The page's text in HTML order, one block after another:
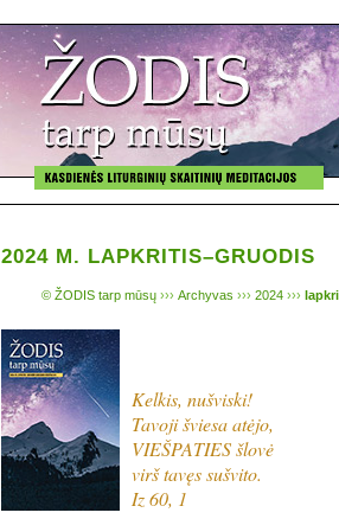
2024 M. LAPKRITIS–GRUODIS
© ŽODIS tarp mūsų ››› Archyvas ››› 2024 ›››
Kelkis, nušviski!
Tavoji šviesa atėjo,
VIEŠPATIES šlovė
virš tavęs sušvito.
Iz 60, 1